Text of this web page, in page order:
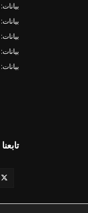
تابعنا